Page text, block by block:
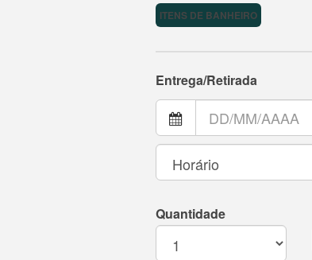
ITENS DE BANHEIRO
Entrega/Retirada
Quantidade